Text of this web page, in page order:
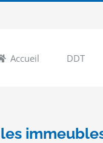
Accueil DDT